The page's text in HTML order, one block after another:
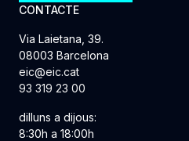
CONTACTE
Via Laietana, 39.
08003 Barcelona
eic@eic.cat
93 319 23 00
dilluns a dijous:
8:30h a 18:00h